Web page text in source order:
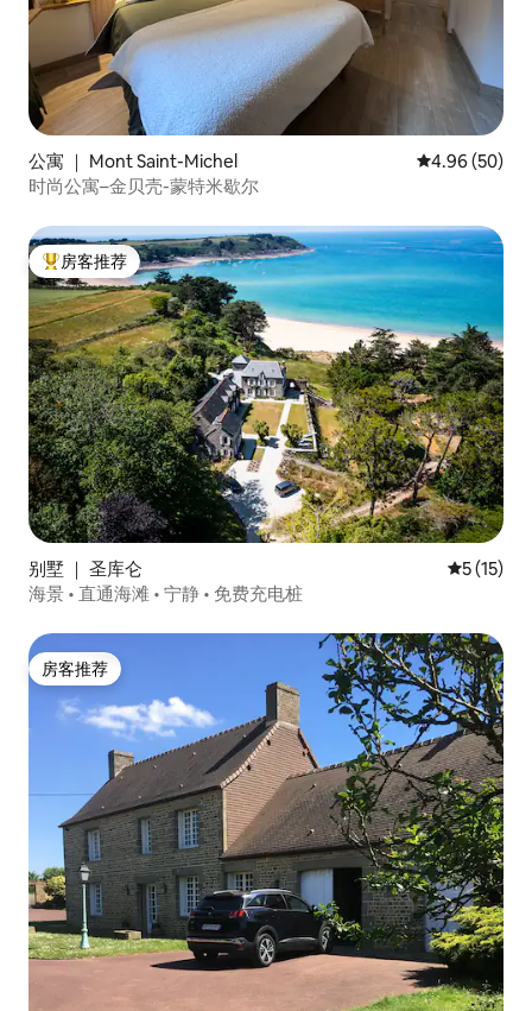
公寓 ｜ Mont Saint-Michel 平均评分 4.96
4.96 (50)
时尚公寓–金贝壳-蒙特米歇尔
热门「房客推荐」
房客推荐
别墅 ｜ 圣库仑 平均评分
5 (15)
海景 • 直通海滩 • 宁静 • 免费充电桩
房客推荐
房客推荐